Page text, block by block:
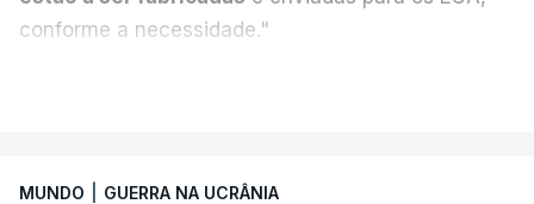
conforme a necessidade."
MUNDO GUERRA NA UCRÂNIA